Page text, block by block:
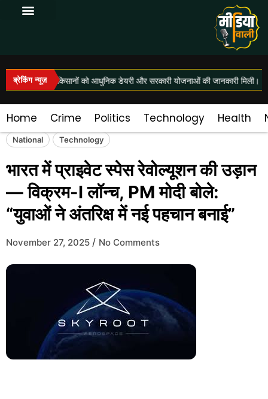
ब्रेकिंग न्यूज़
समारोह में किसानों को आधुनिक डेयरी और सरकारी योजनाओं की जानकारी मिली।
Home Crime Politics Technology Health
National Technology
भारत में प्राइवेट स्पेस रेवोल्यूशन की उड़ान
— विक्रम-I लॉन्च, PM मोदी बोले:
“युवाओं ने अंतरिक्ष में नई पहचान बनाई”
November 27, 2025 / No Comments